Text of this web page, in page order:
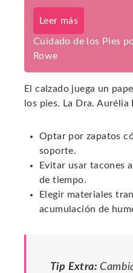
Leer más
Cuidado de los Pies
Rowe
El calzado juega un
los pies. La Dra. Aurélia
Optar por zapatos
soporte.
Evitar usar tacones
de tiempo.
Elegir materiales
acumulación de
Tip Extra: